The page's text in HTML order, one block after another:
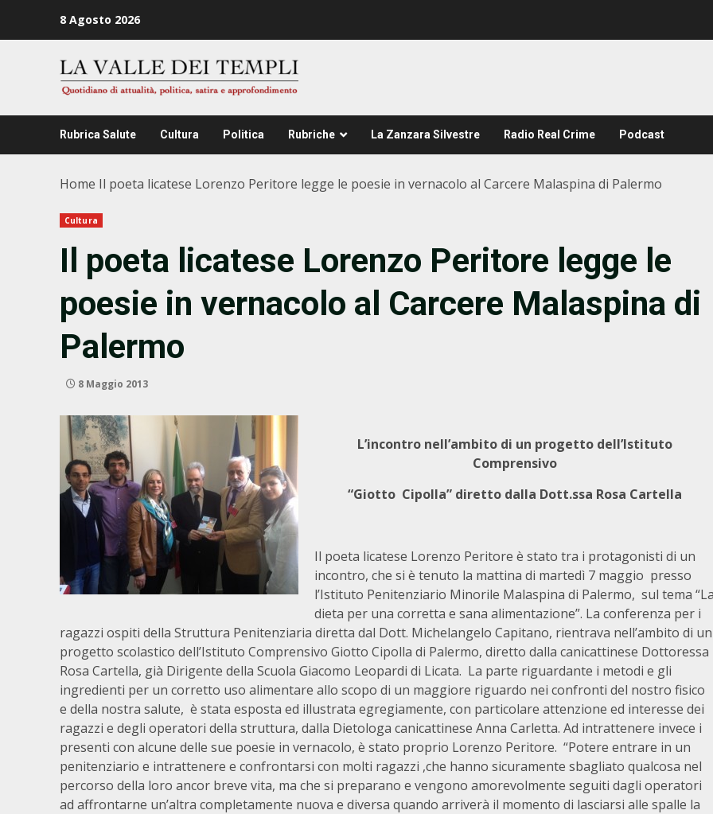
8 Agosto 2026
Rubrica Salute Cultura Politica Rubriche La Zanzara Silvestre Radio Real Crime Podcast
Home Il poeta licatese Lorenzo Peritore legge le poesie in vernacolo al Carcere Malaspina di Palermo
Cultura
Il poeta licatese Lorenzo Peritore legge le
poesie in vernacolo al Carcere Malaspina di
Palermo
8 Maggio 2013
L’incontro nell’ambito di un progetto dell’Istituto
Comprensivo
“Giotto Cipolla” diretto dalla Dott.ssa Rosa Cartella
Il poeta licatese Lorenzo Peritore è stato tra i protagonisti di un
incontro, che si è tenuto la mattina di martedì 7 maggio presso
l’Istituto Penitenziario Minorile Malaspina di Palermo, sul tema
dieta per una corretta e sana alimentazione”. La conferenza per i
ragazzi ospiti della Struttura Penitenziaria diretta dal Dott. Michelangelo Capitano, rientrava nell’ambito di un
progetto scolastico dell’Istituto Comprensivo Giotto Cipolla di Palermo, diretto dalla canicattinese Dottoressa
Rosa Cartella, già Dirigente della Scuola Giacomo Leopardi di Licata. La parte riguardante i metodi e gli
ingredienti per un corretto uso alimentare allo scopo di un maggiore riguardo nei confronti del nostro fisico
e della nostra salute, è stata esposta ed illustrata egregiamente, con particolare attenzione ed interesse dei
ragazzi e degli operatori della struttura, dalla Dietologa canicattinese Anna Carletta. Ad intrattenere invece i
presenti con alcune delle sue poesie in vernacolo, è stato proprio Lorenzo Peritore. “Potere entrare in un
penitenziario e intrattenere e confrontarsi con molti ragazzi ,che hanno sicuramente sbagliato qualcosa nel
percorso della loro ancor breve vita, ma che si preparano e vengono amorevolmente seguiti dagli operatori
ad affrontarne un’altra completamente nuova e diversa quando arriverà il momento di lasciarsi alle spalle la